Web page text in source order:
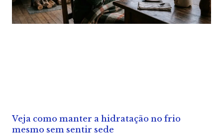
Veja como manter a hidratação no frio
mesmo sem sentir sede